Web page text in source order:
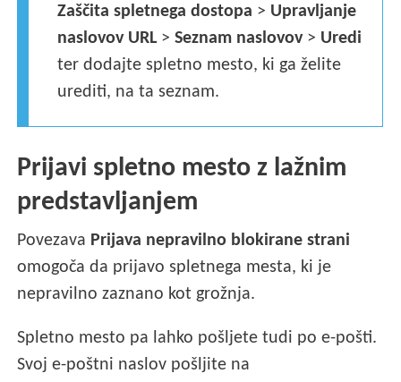
Zaščita spletnega dostopa > Upravljanje
naslovov URL>Seznam naslovov> Uredi
ter dodajte spletno mesto, ki ga želite
urediti, na ta seznam.
Prijavi spletno mesto z lažnim
predstavljanjem
Povezava Prijava nepravilno blokirane strani
omogoča da prijavo spletnega mesta, ki je
nepravilno zaznano kot grožnja.
Spletno mesto pa lahko pošljete tudi po e-pošti.
Svoj e-poštni naslov pošljite na